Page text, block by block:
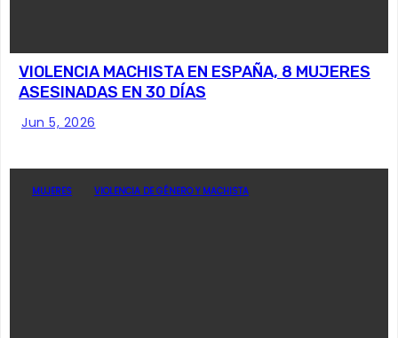
VIOLENCIA MACHISTA EN ESPAÑA, 8 MUJERES
ASESINADAS EN 30 DÍAS
Jun 5, 2026
MUJERES VIOLENCIA DE GÉNERO Y MACHISTA